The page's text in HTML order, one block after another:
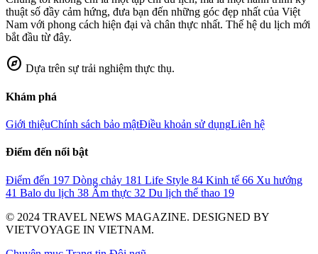
thuật số đầy cảm hứng, đưa bạn đến những góc đẹp nhất của Việt
Nam với phong cách hiện đại và chân thực nhất. Thế hệ du lịch mới
bắt đầu từ đây.
explore Dựa trên sự trải nghiệm thực thụ.
Khám phá
Giới thiệuChính sách bảo mậtĐiều khoản sử dụngLiên hệ
Điểm đến nổi bật
Điểm đến 197 Dòng chảy 181 Life Style 84 Kinh tế 66 Xu hướng
41 Balo du lịch 38 Ẩm thực 32 Du lịch thể thao 19
© 2024 TRAVEL NEWS MAGAZINE. DESIGNED BY
VIETVOYAGE IN VIETNAM.